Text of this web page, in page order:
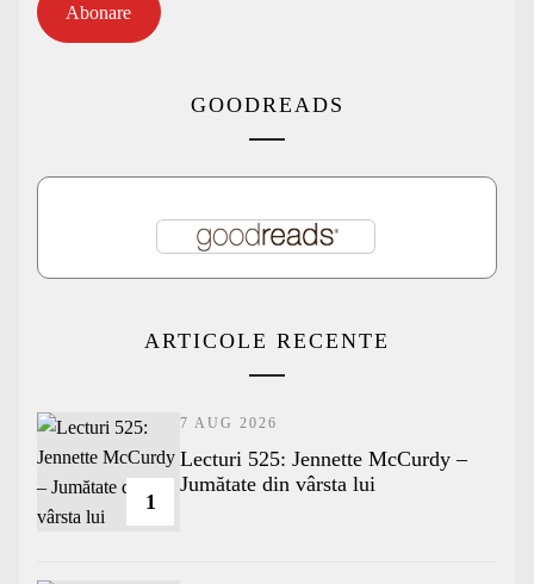
Abonare
GOODREADS
ARTICOLE RECENTE
1
7 AUG 2026
Lecturi 525: Jennette McCurdy –
Jumătate din vârsta lui